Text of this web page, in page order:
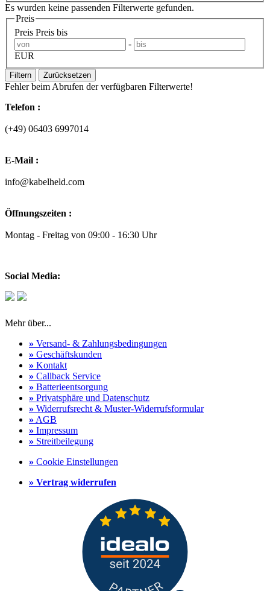
Es wurden keine passenden Filterwerte gefunden.
Preis
Preis Preis bis
-
EUR
Filtern Zurücksetzen
Fehler beim Abrufen der verfügbaren Filterwerte!
Telefon :
(+49) 06403 6997014
E-Mail :
info@kabelheld.com
Öffnungszeiten :
Montag - Freitag von 09:00 - 16:30 Uhr
Social Media:
Mehr über...
» Versand- & Zahlungsbedingungen
» Geschäftskunden
» Kontakt
» Callback Service
» Batterieentsorgung
» Privatsphäre und Datenschutz
» Widerrufsrecht & Muster-Widerrufsformular
» AGB
» Impressum
» Streitbeilegung
» Cookie Einstellungen
» Vertrag widerrufen